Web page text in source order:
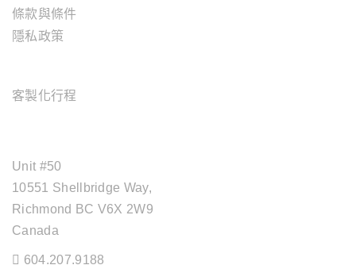
條款與條件
隱私政策
客製化行程
Unit #50
10551 Shellbridge Way,
Richmond BC V6X 2W9
Canada
604.207.9188